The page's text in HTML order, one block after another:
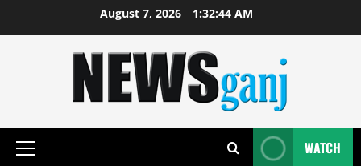
August 7, 2026 1:32:44 AM
Primary
WATCH